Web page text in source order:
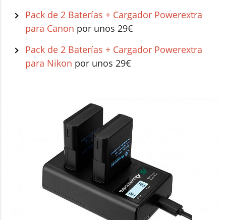
Pack de 2 Baterías + Cargador Powerextra
para Canon por unos 29€
Pack de 2 Baterías + Cargador Powerextra
para Nikon por unos 29€